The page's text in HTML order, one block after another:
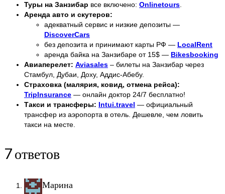
Туры на Занзибар все включено: Onlinetours
Аренда авто и скутеров:
адекватный сервис и низкие депозиты —
DiscoverCars
без депозита и принимают карты РФ — LocalRent
аренда байка на Занзибаре от 15$ — Bikesbooking
Авиаперелет: Aviasales – билеты на Занзибар через
Стамбул, Дубаи, Доху, Аддис-Абебу.
Страховка (малярия, ковид, отмена рейса):
TripInsurance — онлайн доктор 24/7 бесплатно!
Такси и трансферы: Intui.travel — официальный
трансфер из аэропорта в отель. Дешевле, чем ловить
такси на месте.
7 ответов
Марина